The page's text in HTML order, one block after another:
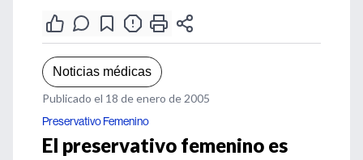
Noticias médicas
Publicado el 18 de enero de 2005
Preservativo Femenino
El preservativo femenino es